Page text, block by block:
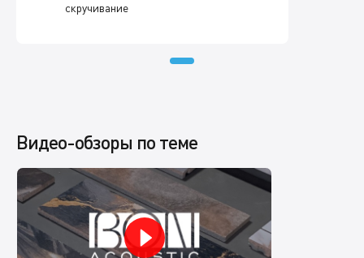
скручивание
Видео-обзоры по теме